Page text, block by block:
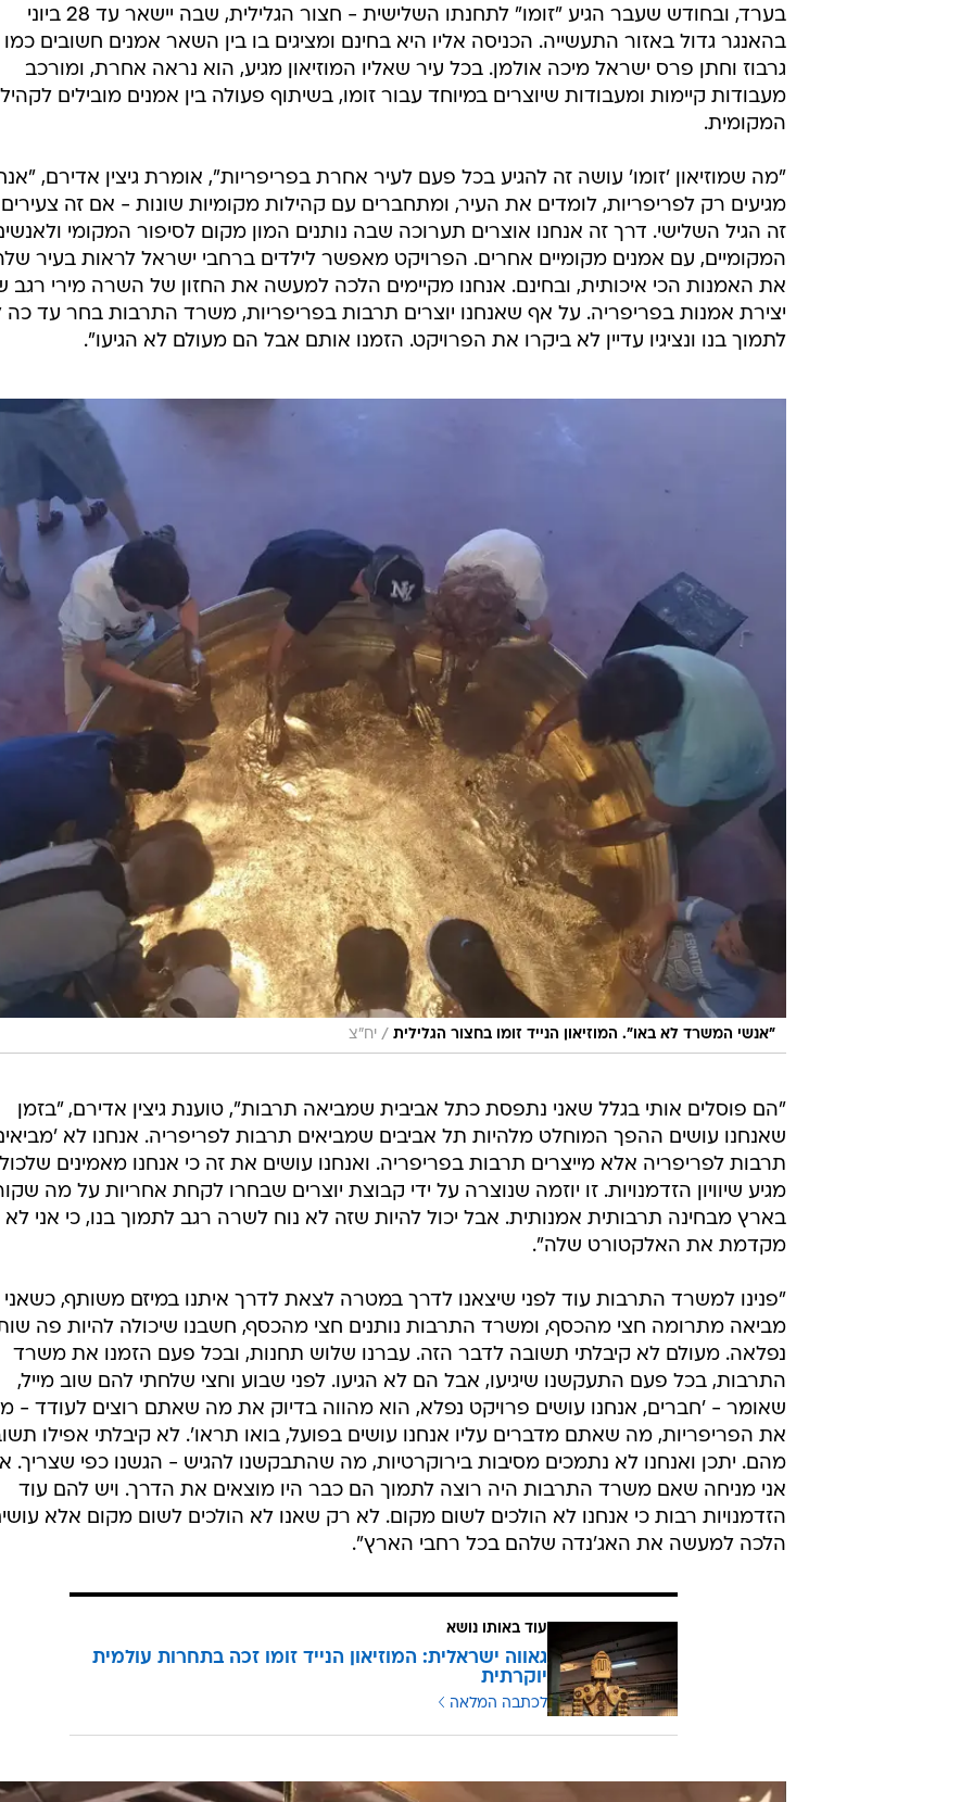
בערד, ובחודש שעבר הגיע "זומו" לתחנתו השלישית - חצור הגלילית, שבה יישאר עד 28 ביוני
בהאנגר גדול באזור התעשייה. הכניסה אליו היא בחינם ומציגים בו בין השאר אמנים חשובים כמו
גרבוז וחתן פרס ישראל מיכה אולמן. בכל עיר שאליו המוזיאון מגיע, הוא נראה אחרת, ומורכב
מעבודות קיימות ומעבודות שיוצרים במיוחד עבור זומו, בשיתוף פעולה בין אמנים מובילים
המקומית.
"מה שמוזיאון 'זומו' עושה זה להגיע בכל פעם לעיר אחרת בפריפריות", אומרת גיצין אדירם,
מגיעים רק לפריפריות, לומדים את העיר, ומתחברים עם קהילות מקומיות שונות - אם זה
זה הגיל השלישי. דרך זה אנחנו אוצרים תערוכה שבה נותנים המון מקום לסיפור המקומי
המקומיים, עם אמנים מקומיים אחרים. הפרויקט מאפשר לילדים ברחבי ישראל לראות בעיר
את האמנות הכי איכותית, ובחינם. אנחנו מקיימים הלכה למעשה את החזון של השרה מירי רגב
יצירת אמנות בפריפריה. על אף שאנחנו יוצרים תרבות בפריפריות, משרד התרבות בחר עד כה
לתמוך בנו ונציגיו עדיין לא ביקרו את הפרויקט. הזמנו אותם אבל הם מעולם לא הגיעו".
"אנשי המשרד לא באו". המוזיאון הנייד זומו בחצור הגלילית / יח"צ
"הם פוסלים אותי בגלל שאני נתפסת כתל אביבית שמביאה תרבות", טוענת גיצין אדירם, "בזמן
שאנחנו עושים ההפך המוחלט מלהיות תל אביבים שמביאים תרבות לפריפריה. אנחנו לא
תרבות לפריפריה אלא מייצרים תרבות בפריפריה. ואנחנו עושים את זה כי אנחנו מאמינים
מגיע שיוויון הזדמנויות. זו יוזמה שנוצרה על ידי קבוצת יוצרים שבחרו לקחת אחריות על מה
בארץ מבחינה תרבותית אמנותית. אבל יכול להיות שזה לא נוח לשרה רגב לתמוך בנו, כי אני לא
מקדמת את האלקטורט שלה".
"פנינו למשרד התרבות עוד לפני שיצאנו לדרך במטרה לצאת לדרך איתנו במיזם משותף, כשאני
מביאה מתרומה חצי מהכסף, ומשרד התרבות נותנים חצי מהכסף, חשבנו שיכולה להיות פה
נפלאה. מעולם לא קיבלתי תשובה לדבר הזה. עברנו שלוש תחנות, ובכל פעם הזמנו את משרד
התרבות, בכל פעם התעקשנו שיגיעו, אבל הם לא הגיעו. לפני שבוע וחצי שלחתי להם שוב מייל,
שאומר - 'חברים, אנחנו עושים פרויקט נפלא, הוא מהווה בדיוק את מה שאתם רוצים לעודד -
את הפריפריות, מה שאתם מדברים עליו אנחנו עושים בפועל, בואו תראו'. לא קיבלתי אפילו
מהם. יתכן ואנחנו לא נתמכים מסיבות בירוקרטיות, מה שהתבקשנו להגיש - הגשנו כפי שצריך.
אני מניחה שאם משרד התרבות היה רוצה לתמוך הם כבר היו מוצאים את הדרך. ויש להם עוד
הזדמנויות רבות כי אנחנו לא הולכים לשום מקום. לא רק שאנו לא הולכים לשום מקום אלא
הלכה למעשה את האג'נדה שלהם בכל רחבי הארץ".
עוד באותו נושא
גאווה ישראלית: המוזיאון הנייד זומו זכה בתחרות עולמית
יוקרתית
לכתבה המלאה